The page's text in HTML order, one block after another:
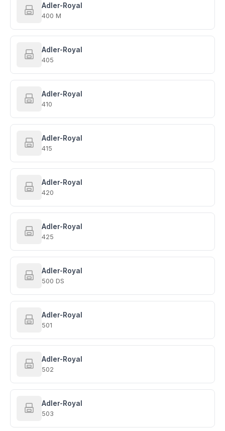
Adler-Royal
400 M
Adler-Royal
405
Adler-Royal
410
Adler-Royal
415
Adler-Royal
420
Adler-Royal
425
Adler-Royal
500 DS
Adler-Royal
501
Adler-Royal
502
Adler-Royal
503